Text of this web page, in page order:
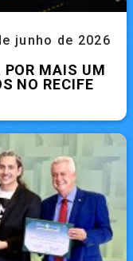
junho de 2026
POR MAIS UM
NO RECIFE